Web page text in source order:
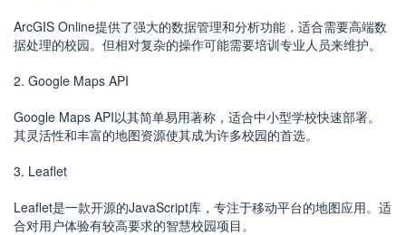
ArcGIS Online提供了强大的数据管理和分析功能，适合需要高端数
据处理的校园。但相对复杂的操作可能需要培训专业人员来维护。
2. Google Maps API
Google Maps API以其简单易用著称，适合中小型学校快速部署。
其灵活性和丰富的地图资源使其成为许多校园的首选。
3. Leaflet
Leaflet是一款开源的JavaScript库，专注于移动平台的地图应用。适
合对用户体验有较高要求的智慧校园项目。